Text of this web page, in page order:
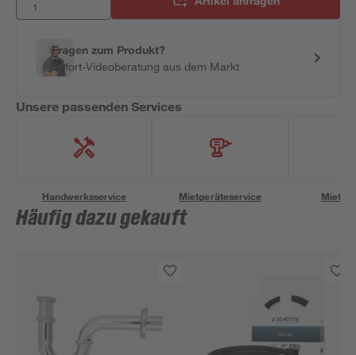
Fragen zum Produkt?
Sofort-Videoberatung aus dem Markt
Unsere passenden Services
Handwerksservice Mietgeräteservice
Häufig dazu gekauft